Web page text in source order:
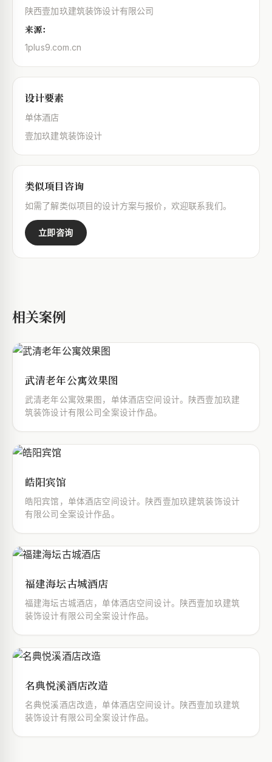
陕西壹加玖建筑装饰设计有限公司
来源：
1plus9.com.cn
设计要素
单体酒店
壹加玖建筑装饰设计
类似项目咨询
如需了解类似项目的设计方案与报价，欢迎联系我们。
立即咨询
相关案例
武清老年公寓效果图
武清老年公寓效果图，单体酒店空间设计。陕西壹加玖建
筑装饰设计有限公司全案设计作品。
皓阳宾馆
皓阳宾馆，单体酒店空间设计。陕西壹加玖建筑装饰设计
有限公司全案设计作品。
福建海坛古城酒店
福建海坛古城酒店，单体酒店空间设计。陕西壹加玖建筑
装饰设计有限公司全案设计作品。
名典悦溪酒店改造
名典悦溪酒店改造，单体酒店空间设计。陕西壹加玖建筑
装饰设计有限公司全案设计作品。